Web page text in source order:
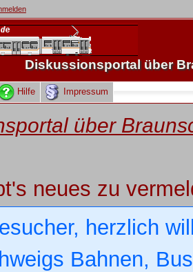
Diskussionsportal über
Hilfe Impressum
über
neues zu
herzlich
Bahnen,